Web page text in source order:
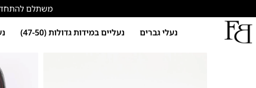
משתלם להתחדש: משלוח
נעלי גברים נעליים במידות גדולות (47-50)